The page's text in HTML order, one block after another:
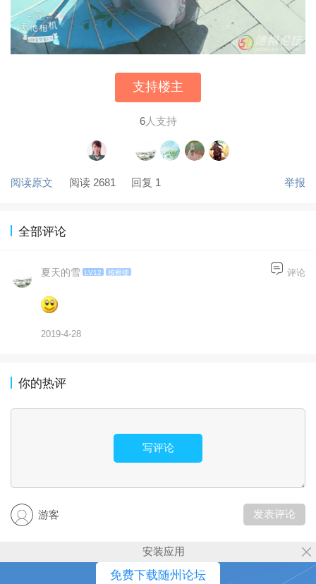
支持楼主
6人支持
阅读原文 阅读 2681 回复 1 举报
全部评论
夏天的雪 LV12 按察使
2019-4-28
评论
你的热评
写评论
游客 发表评论
安装应用
免费下载随州论坛